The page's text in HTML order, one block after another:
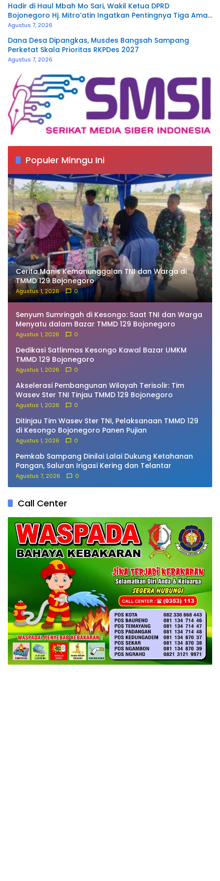
Hadir di Haul Mbah Mo Sari, Wakil Ketua DPRD
Bojonegoro Hj. Mitro’atin Ingatkan Pentingnya Tiga Amal
Pengalir Pahala
Agustus 7, 2026
Dana Desa Dipangkas, Musdes Bangsah Sampang
Perketat Skala Prioritas RKPDes 2027
Agustus 7, 2026
Populer Minngu Ini
Cerita Manis Kemanunggalan TNI dan Warga di
TMMD 129 Bojonegoro
Agustus 1, 2026 0
Senyum Sumringah di Kesongo: Saat TNI dan Warga
Menyatu dalam Bazar TMMD 129 Bojonegoro
Agustus 1, 2026 0
Dedikasi Satlinmas Kesongo Kawal Bazar UMKM
TMMD 129 Bojonegoro
Agustus 1, 2026 0
Akselerasi Pembangunan Wilayah Terisolir: Tim
Wasev Ster TNI Tinjau TMMD 129 Bojonegoro
Agustus 1, 2026 0
Ditinjau Tim Wasev Ster TNI, Pelaksanaan TMMD 129
di Kesongo Bojonegoro Panen Pujian
Agustus 1, 2026 0
Pemkab Sampang Dinilai Lalai Dukung Ketahanan
Pangan, Saluran Irigasi Kering dan Telantar
Agustus 7, 2026 0
Call Center